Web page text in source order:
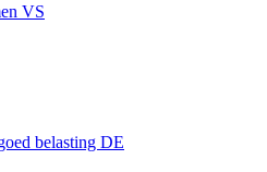
VS
belasting DE